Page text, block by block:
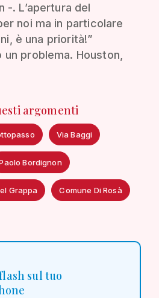
-. L’apertura del
noi ma in particolare
è una priorità!”
problema. Houston,
argomenti
Via Baggi
Bordignon
Grappa Comune Di Rosà
sul tuo